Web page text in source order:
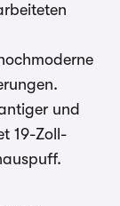
und
19-Zoll-